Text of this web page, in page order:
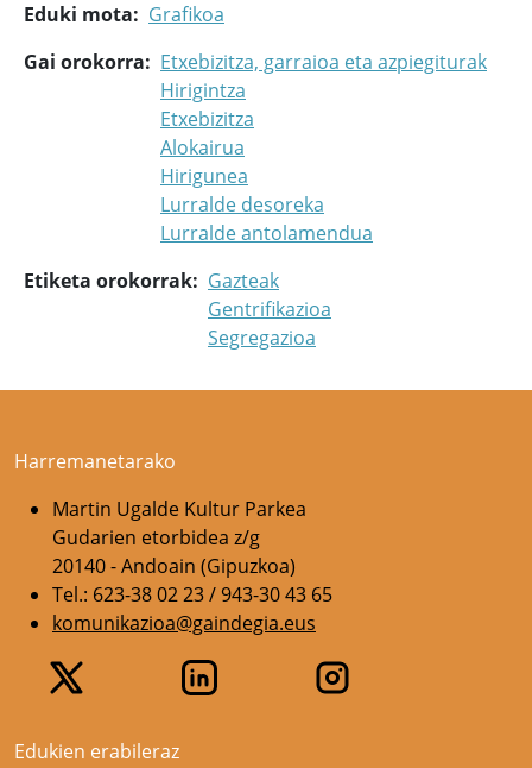
Eduki mota
Grafikoa
Gai orokorra
Etxebizitza, garraioa eta azpiegiturak
Hirigintza
Etxebizitza
Alokairua
Hirigunea
Lurralde desoreka
Lurralde antolamendua
Etiketa orokorrak
Gazteak
Gentrifikazioa
Segregazioa
Harremanetarako
Martin Ugalde Kultur Parkea
Gudarien etorbidea z/g
20140 - Andoain (Gipuzkoa)
Tel.: 623-38 02 23 / 943-30 43 65
komunikazioa@gaindegia.eus
Edukien erabileraz